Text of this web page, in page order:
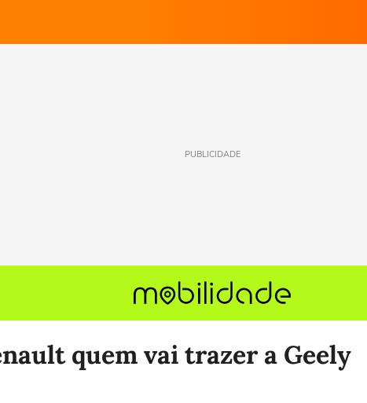
PUBLICIDADE
quem vai trazer a Geely